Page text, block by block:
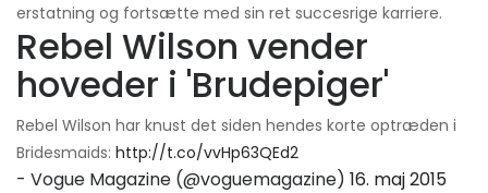
erstatning og fortsætte med sin ret succesrige karriere.
Rebel Wilson vender
hoveder i 'Brudepiger'
Rebel Wilson har knust det siden hendes korte optræden i
Bridesmaids: http://t.co/vvHp63QEd2
- Vogue Magazine (@voguemagazine) 16. maj 2015